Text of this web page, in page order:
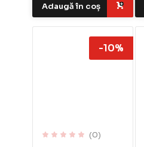
Adaugă în coș
(0)
-10%